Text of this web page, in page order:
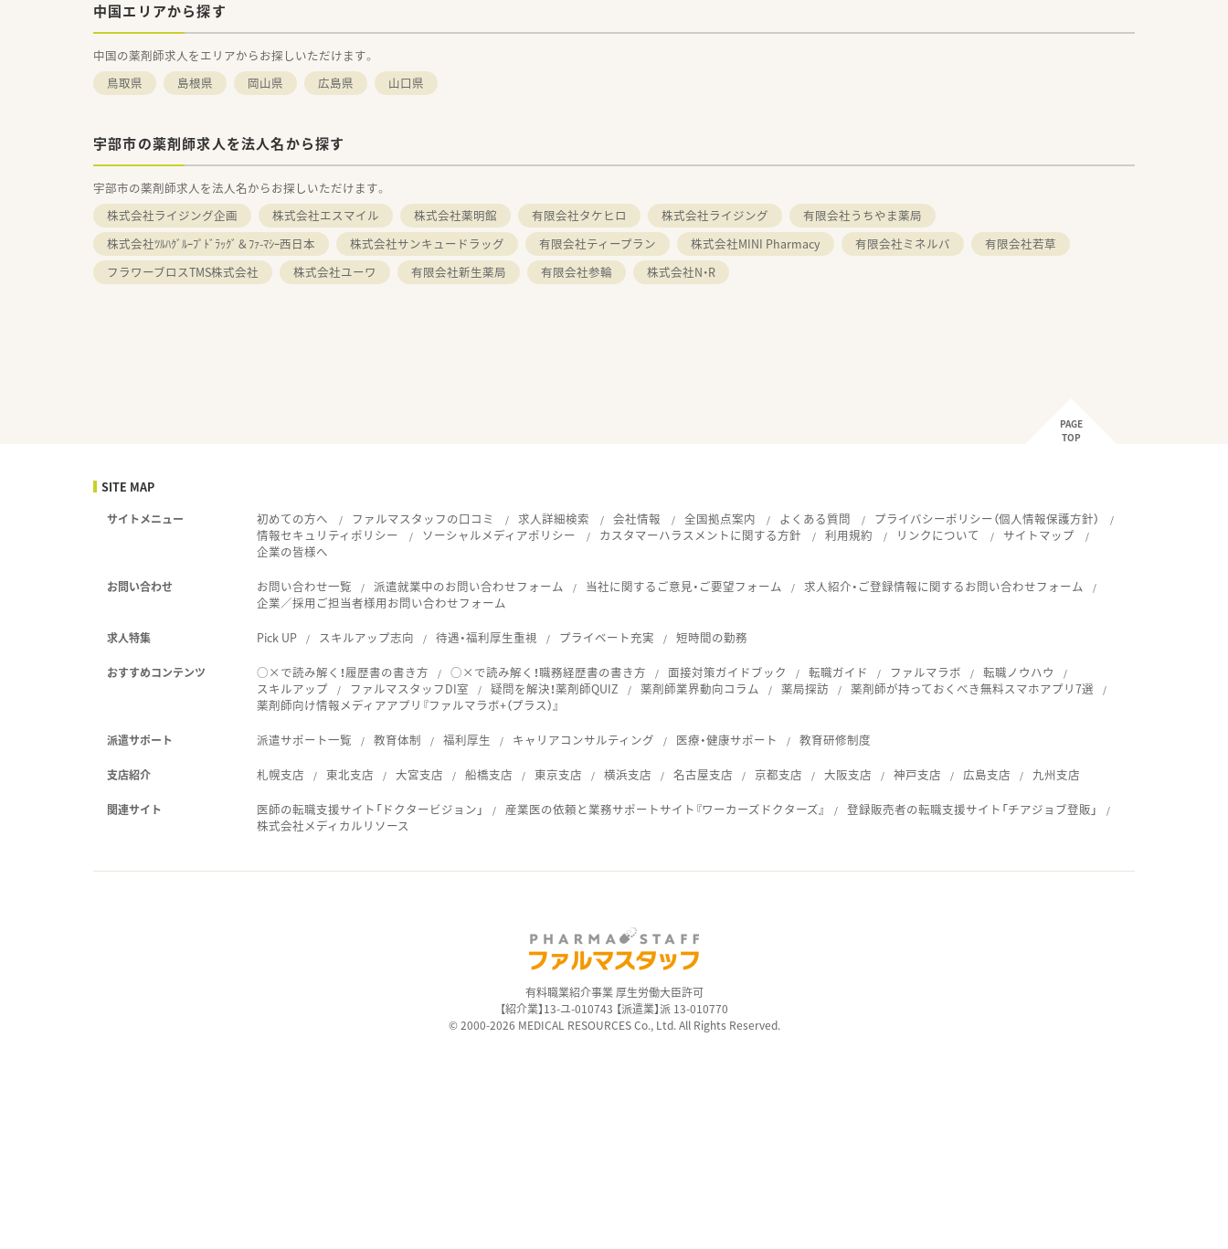
中国エリアから探す
中国の薬剤師求人をエリアからお探しいただけます。
鳥取県
島根県 岡山県 広島県 山口県
宇部市の薬剤師求人を法人名から探す
宇部市の薬剤師求人を法人名からお探しいただけます。
株式会社ライジング企画
株式会社エスマイル 株式会社薬明館 有限会社タケヒロ 株式会社ライジング
有限会社うちやま薬局
株式会社ﾂﾙﾊｸﾞﾙｰﾌﾟﾄﾞﾗｯｸﾞ＆ﾌｧ-ﾏｼｰ西日本
株式会社サンキュードラッグ 有限会社ティープラン 株式会社MINI Pharmacy 有限会社ミネルバ
有限会社若草
フラワーブロスTMS株式会社
株式会社ユーワ 有限会社新生薬局 有限会社参輪 株式会社N・R
PAGE
TOP
SITE MAP
サイトメニュー 初めての方へ ファルマスタッフの口コミ 求人詳細検索 会社情報 全国拠点案内 よくある質問
プライバシーポリシー（個人情報保護方針）
情報セキュリティポリシー
ソーシャルメディアポリシー カスタマーハラスメントに関する方針 利用規約 リンクについて
サイトマップ
企業の皆様へ
お問い合わせ お問い合わせ一覧 派遣就業中のお問い合わせフォーム 当社に関するご意見・ご要望フォーム
求人紹介・ご登録情報に関するお問い合わせフォーム
企業／採用ご担当者様用お問い合わせフォーム
求人特集 Pick UP スキルアップ志向 待遇・福利厚生重視 プライベート充実 短時間の勤務
おすすめコンテンツ ○×で読み解く！履歴書の書き方 ○×で読み解く！職務経歴書の書き方 面接対策ガイドブック 転職ガイド ファルマラボ
転職ノウハウ
スキルアップ
ファルマスタッフDI室 疑問を解決！薬剤師QUIZ 薬剤師業界動向コラム 薬局探訪
薬剤師が持っておくべき無料スマホアプリ7選
薬剤師向け情報メディアアプリ『ファルマラボ+（プラス）』
派遣サポート 派遣サポート一覧 教育体制 福利厚生 キャリアコンサルティング 医療・健康サポート 教育研修制度
支店紹介 札幌支店 東北支店 大宮支店 船橋支店 東京支店 横浜支店 名古屋支店 京都支店 大阪支店 神戸支店 広島支店 九州支店
関連サイト 医師の転職支援サイト「ドクタービジョン」 産業医の依頼と業務サポートサイト『ワーカーズドクターズ』
登録販売者の転職支援サイト「チアジョブ登販」
株式会社メディカルリソース
有料職業紹介事業 厚生労働大臣許可
【紹介業】13-ユ-010743 【派遣業】派 13-010770
© 2000-2026 MEDICAL RESOURCES Co., Ltd. All Rights Reserved.